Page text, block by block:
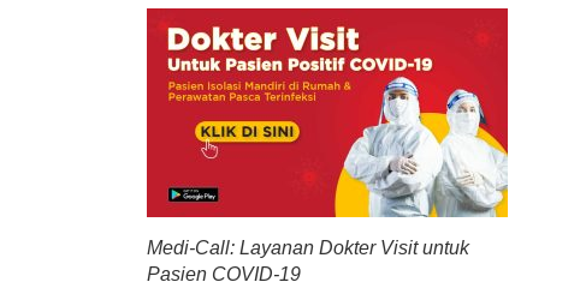
Medi-Call: Layanan Dokter Visit untuk
Pasien COVID-19